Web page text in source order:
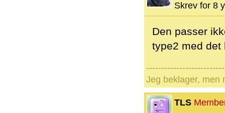
Skrev for 8
Den passer
type2 med det
Jeg beklager, men
TLS